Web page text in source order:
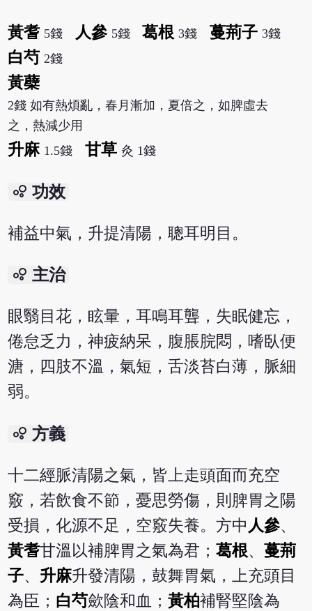
黃耆 5錢 人參 5錢 葛根 3錢 蔓荊子 3錢
白芍 2錢
黃蘗
2錢 如有熱煩亂，春月漸加，夏倍之，如脾虛去
之，熱減少用
升麻 1.5錢 甘草 灸 1錢
bubble_chart 功效
補益中氣，升提清陽，聰耳明目。
bubble_chart 主治
眼翳目花，眩暈，耳鳴耳聾，失眠健忘，
倦怠乏力，神疲納呆，腹脹脘悶，嗜臥便
溏，四肢不溫，氣短，舌淡苔白薄，脈細
弱。
bubble_chart 方義
十二經脈清陽之氣，皆上走頭面而充空
竅，若飲食不節，憂思勞傷，則脾胃之陽
受損，化源不足，空竅失養。方中 人參、
黃耆甘溫以補脾胃之氣為君；葛根、蔓荊
子、 升麻升發清陽，鼓舞胃氣，上充頭目
為臣； 白芍歛陰和血；黃柏補腎堅陰為